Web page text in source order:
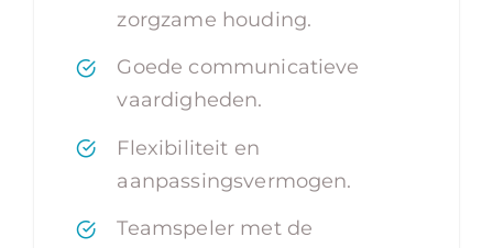
zorgzame houding.
Goede communicatieve
vaardigheden.
Flexibiliteit en
aanpassingsvermogen.
Teamspeler met de